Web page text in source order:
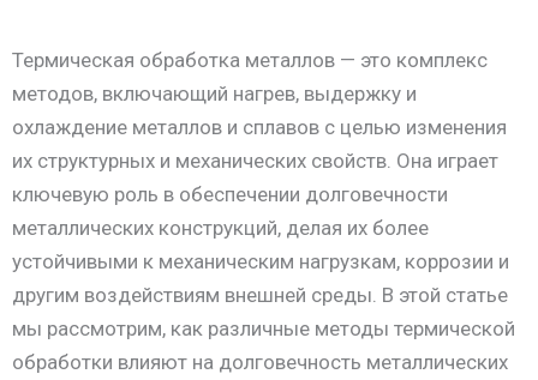
Термическая обработка металлов — это комплекс
методов, включающий нагрев, выдержку и
охлаждение металлов и сплавов с целью изменения
их структурных и механических свойств. Она играет
ключевую роль в обеспечении долговечности
металлических конструкций, делая их более
устойчивыми к механическим нагрузкам, коррозии и
другим воздействиям внешней среды. В этой статье
мы рассмотрим, как различные методы термической
обработки влияют на долговечность металлических